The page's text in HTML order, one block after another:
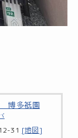
博多祇園
31 [地図]